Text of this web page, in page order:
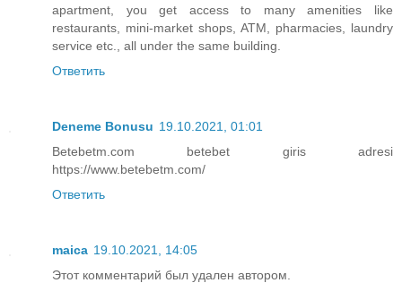
apartment, you get access to many amenities like
restaurants, mini-market shops, ATM, pharmacies, laundry
service etc., all under the same building.
Ответить
Deneme Bonusu 19.10.2021, 01:01
Betebetm.com betebet giris adresi
https://www.betebetm.com/
Ответить
maica 19.10.2021, 14:05
Этот комментарий был удален автором.